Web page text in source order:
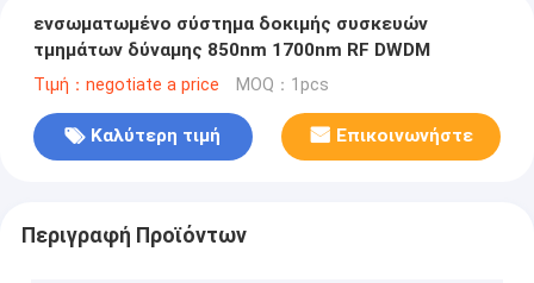
ενσωματωμένο σύστημα δοκιμής συσκευών
τμημάτων δύναμης 850nm 1700nm RF DWDM
Τιμή：negotiate a price MOQ：1pcs
Καλύτερη τιμή Επικοινωνήστε
Περιγραφή Προϊόντων